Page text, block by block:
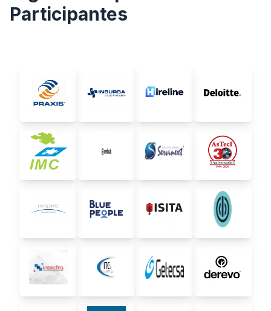
Participantes